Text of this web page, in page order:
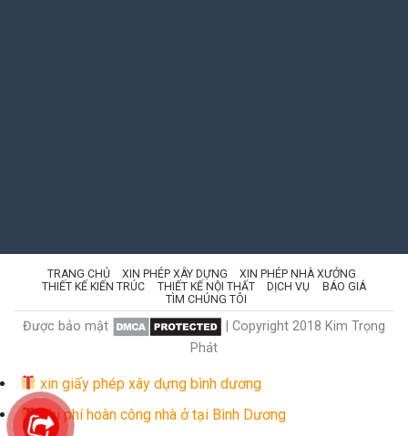
TRANG CHỦ XIN PHÉP XÂY DỰNG
XIN PHÉP NHÀ XƯỞNG
THIẾT KẾ KIẾN TRÚC
THIẾT KẾ NỘI THẤT DỊCH VỤ
BÁO GIÁ
TÌM CHÚNG TÔI
Được bảo mật
| Copyright 2018 Kim Trọng
Phát
xin giấy phép xây dựng bình dương
Chi phí hoàn công nhà ở tại Bình Dương